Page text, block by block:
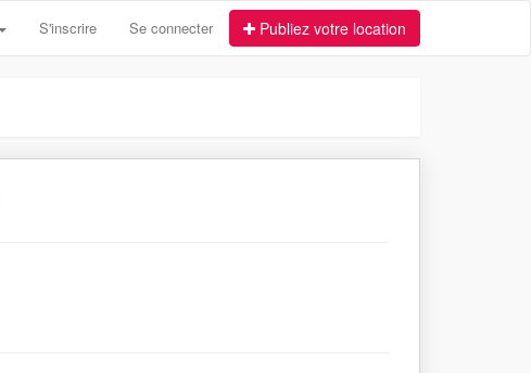
S'inscrire Se connecter Publiez votre location